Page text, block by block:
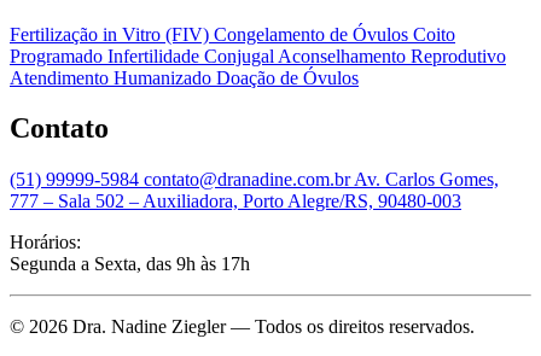
Fertilização in Vitro (FIV) Congelamento de Óvulos Coito
Programado Infertilidade Conjugal Aconselhamento Reprodutivo
Atendimento Humanizado Doação de Óvulos
Contato
(51) 99999-5984 contato@dranadine.com.brAv. Carlos Gomes,
777 – Sala 502 – Auxiliadora, Porto Alegre/RS, 90480-003
Horários:
Segunda a Sexta, das 9h às 17h
© 2026 Dra. Nadine Ziegler — Todos os direitos reservados.